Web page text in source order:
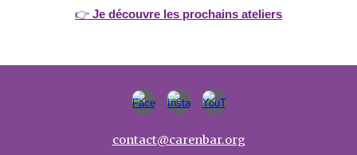
👉 Je découvre les prochains ateliers
contact@carenbar.org